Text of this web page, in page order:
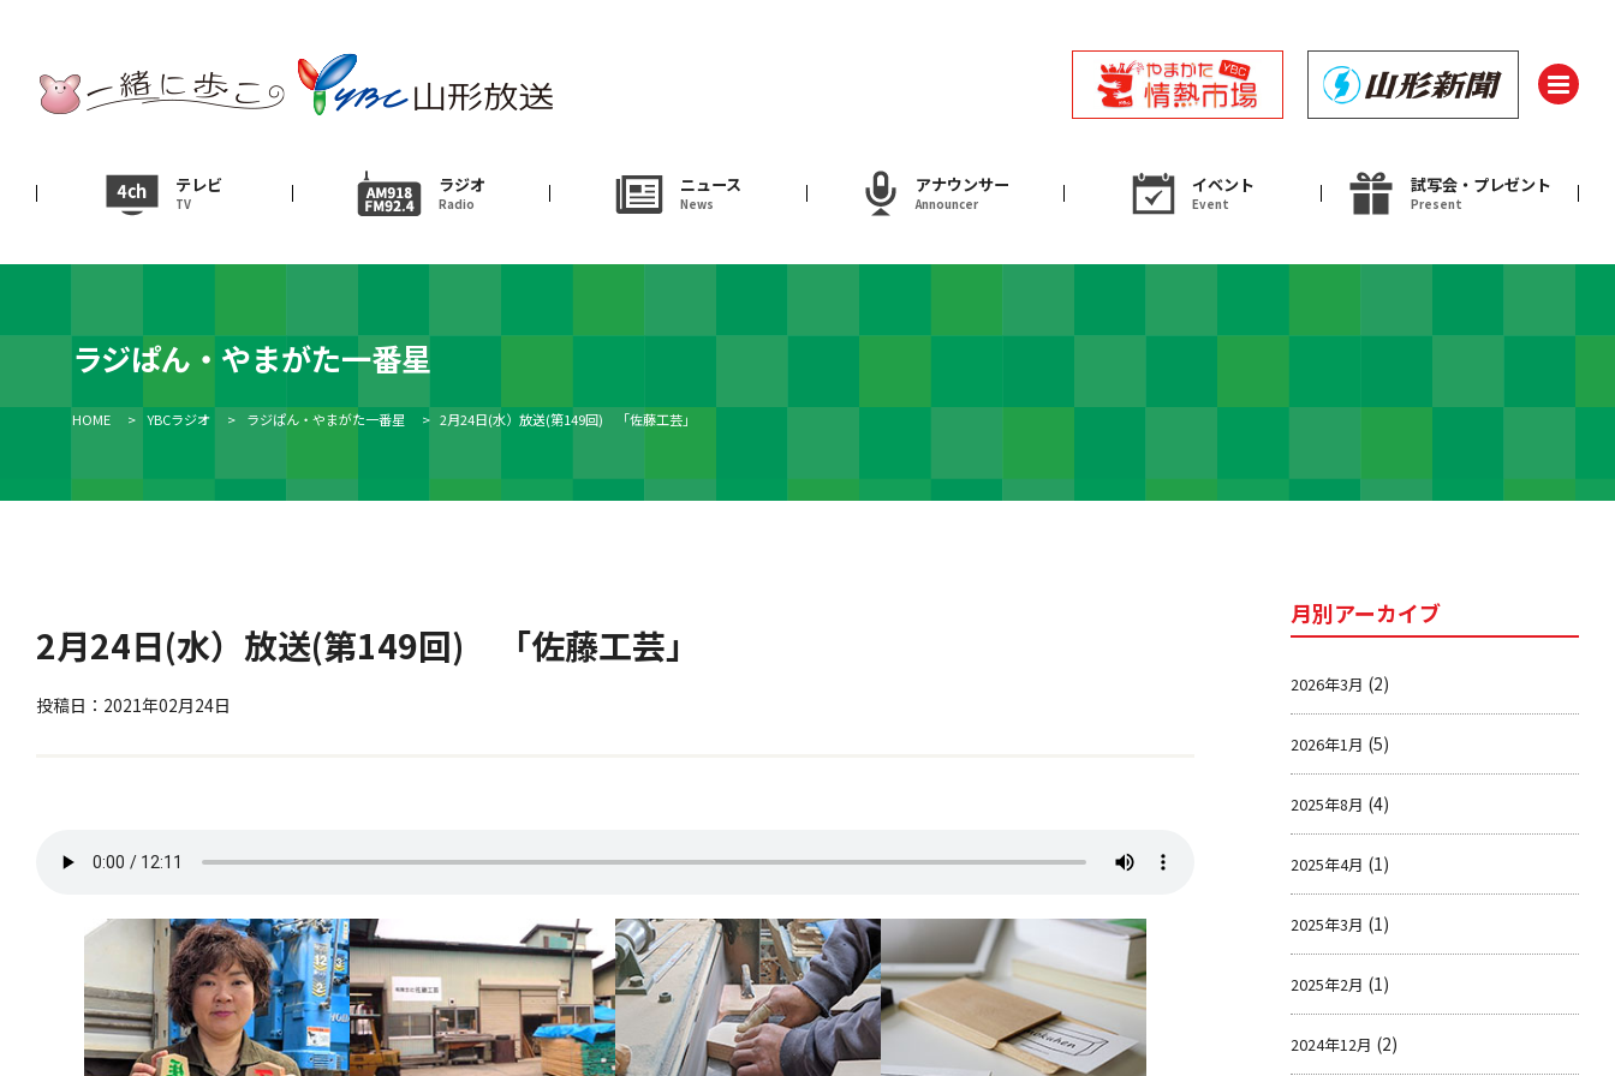
テレビ
TV
ラジオ
Radio
ニュース
News
アナウンサー
Announcer
イベント
Event
試写会・プレゼント
Present
テレビ
ニュース
News
アナウンサー
Announcer
イベント 試写会・プレゼント
ＹＢＣオンデマンド
ラジぱん・やまがた一番星
HOME > YBCラジオ > ラジぱん・やまがた一番星 > 2月24日(水）放送(第149回) 「佐藤工芸」
2月24日(水）放送(第149回) 「佐藤工芸」
投稿日：2021年02月24日
月別アーカイブ
2026年3月 (2)
2026年1月 (5)
2025年8月 (4)
2025年4月 (1)
2025年3月 (1)
2025年2月 (1)
2024年12月 (2)